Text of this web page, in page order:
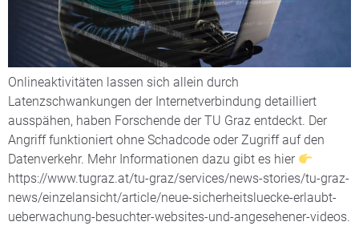
Onlineaktivitäten lassen sich allein durch
Latenzschwankungen der Internetverbindung detailliert
ausspähen, haben Forschende der TU Graz entdeckt. Der
Angriff funktioniert ohne Schadcode oder Zugriff auf den
Datenverkehr. Mehr Informationen dazu gibt es hier
https://www.tugraz.at/tu-graz/services/news-stories/tu-graz-
news/einzelansicht/article/neue-sicherheitsluecke-erlaubt-
ueberwachung-besuchter-websites-und-angesehener-videos.